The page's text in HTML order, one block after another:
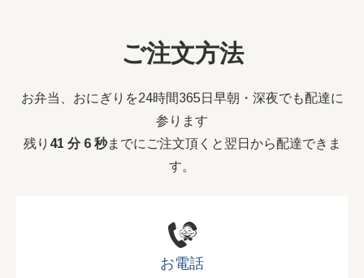
ご注文方法
お弁当、おにぎりを24時間365日早朝・深夜でも配達に
参ります
残り 41 分 5 秒までにご注文頂くと翌日から配達できま
す。
お電話